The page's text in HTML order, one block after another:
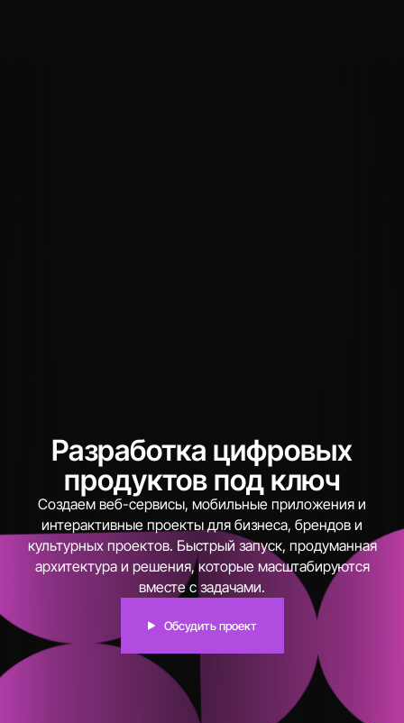
Разработка цифровых
продуктов под ключ
Создаем веб-сервисы, мобильные приложения и
интерактивные проекты для бизнеса, брендов и
культурных проектов. Быстрый запуск, продуманная
архитектура и решения, которые масштабируются
вместе с задачами.
Обсудить проект